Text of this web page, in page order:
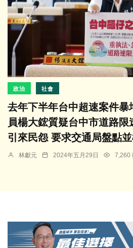
政治 社會
去年下半年台中超速案件暴
員楊大鋐質疑台中市道路
引來民怨 要求交通局盤點
林獻元 2024年五月29日 7,260